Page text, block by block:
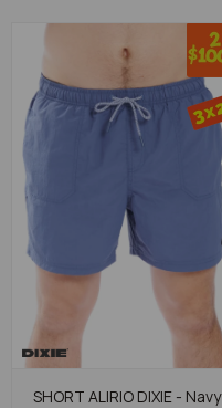
SHORT ALIRIO DIXIE - Navy